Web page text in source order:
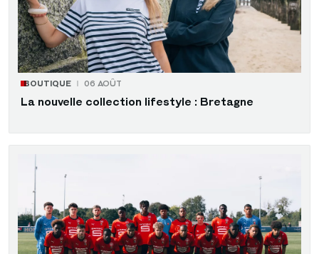
BOUTIQUE 06 AOÛT
La nouvelle collection lifestyle : Bretagne